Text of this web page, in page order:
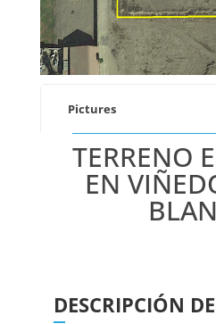
Pictures
TERRENO
EN
DESCRIPCIÓN